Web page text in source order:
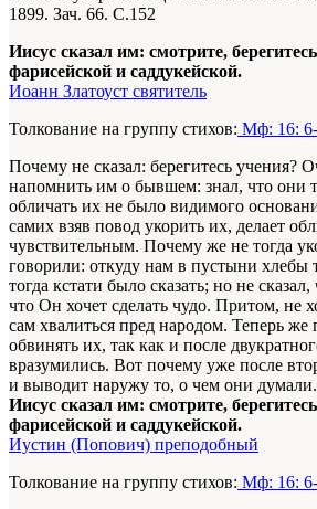
1899. Зач. 66. С.152
Иисус сказал им: смотрите,
фарисейской и саддукейской.
Иоанн Златоуст святитель
Толкование на группу стихов: Мф: 16:
Почему не сказал: берегитесь учения?
напомнить им о бывшем: знал, что они
обличать их не было видимого
самих взяв повод укорить их, делает
чувствительным. Почему же не тогда
говорили: откуду нам в пустыни хлебы
тогда кстати было сказать; но не
что Он хочет сделать чудо. Притом, не
сам хвалиться пред народом. Теперь
обвинять их, так как и после
вразумились. Вот почему уже после
и выводит наружу то, о чем они думали.
Иисус сказал им: смотрите,
фарисейской и саддукейской.
Иустин (Попович) преподобный
Толкование на группу стихов: Мф: 16: